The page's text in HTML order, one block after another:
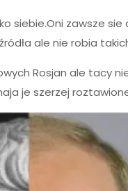
siebie.Oni zawsze
ale nie robia
Rosjan ale tacy
je szerzej